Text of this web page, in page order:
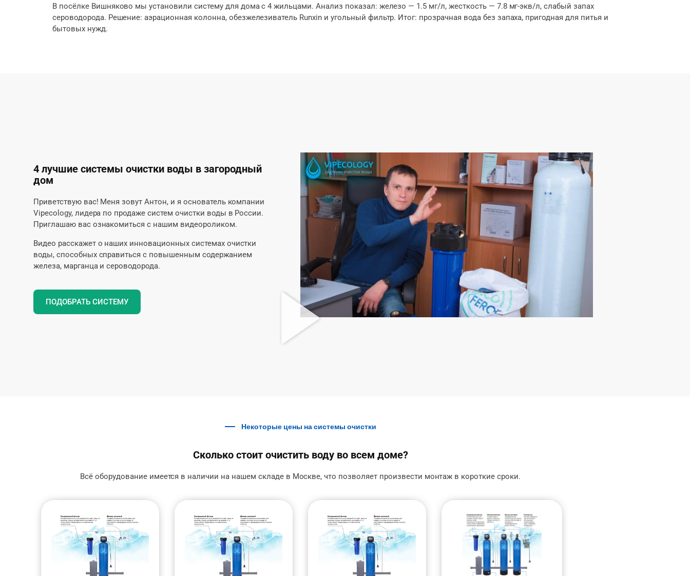
В посёлке Вишняково мы установили систему для дома с 4 жильцами. Анализ показал: железо — 1.5 мг/л, жесткость — 7.8 мг-экв/л, слабый запах
сероводорода. Решение: аэрационная колонна, обезжелезиватель Runxin и угольный фильтр. Итог: прозрачная вода без запаха, пригодная для питья и
бытовых нужд.
4 лучшие системы очистки воды в загородный
дом
Приветствую вас! Меня зовут Антон, и я основатель компании
Vipecology, лидера по продаже систем очистки воды в России.
Приглашаю вас ознакомиться с нашим видеороликом.
Видео расскажет о наших инновационных системах очистки
воды, способных справиться с повышенным содержанием
железа, марганца и сероводорода.
ПОДОБРАТЬ СИСТЕМУ
Некоторые цены на системы очистки
Сколько стоит очистить воду во всем доме?
Всё оборудование имеется в наличии на нашем складе в Москве, что позволяет произвести монтаж в короткие сроки.